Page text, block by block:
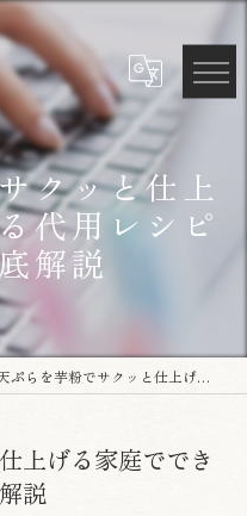
クッと仕上
代用レシピ
解説
らを芋粉でサクッと仕上げる家庭でできる代用レシピとコツ徹底解説
上げる家庭ででき
説